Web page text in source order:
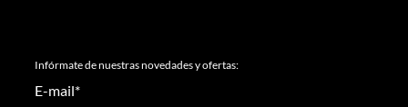
Infórmate de nuestras novedades y ofertas:
E-mail*